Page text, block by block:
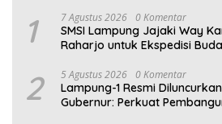
1 7 Agustus 2026 0 Komentar
SMSI Lampung Jajaki Way
Raharjo untuk Ekspedisi
2 5 Agustus 2026 0 Komentar
Lampung-1 Resmi
Gubernur: Perkuat